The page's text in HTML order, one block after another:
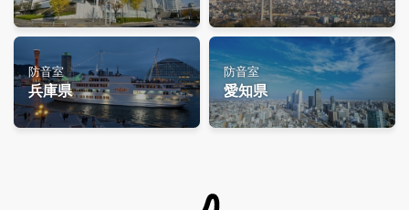
防音室
兵庫県
防音室
愛知県